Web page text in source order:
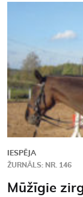
IESPĒJA
ŽURNĀLS: NR. 146
Mūžīgie